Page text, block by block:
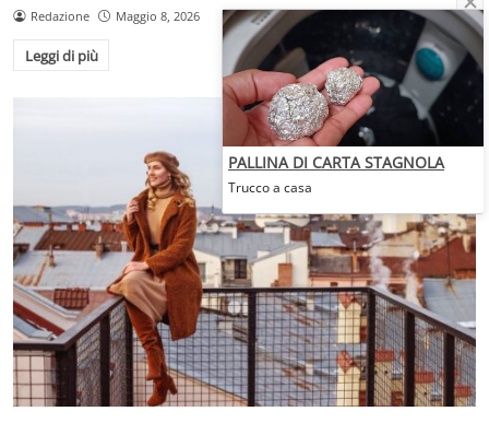
Redazione Maggio 8, 2026
Leggi di più
PALLINA DI CARTA STAGNOLA
Trucco a casa